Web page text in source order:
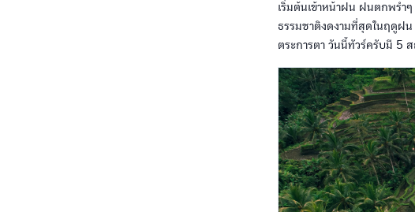
เริ่มต้นเข้าหน้าฝน ฝนตกพรำ
ธรรมชาติงดงามที่สุดในฤดูฝ
ตระการตา วันนี้ทัวร์ครับมี 5